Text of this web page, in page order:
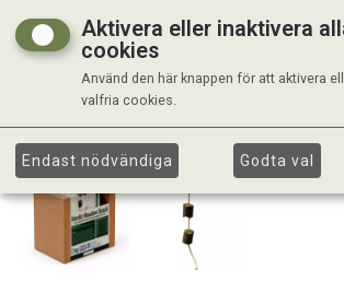
Aktivera eller inaktivera
cookies
Använd den här knappen för att aktivera
valfria cookies.
Endast nödvändiga Godta val